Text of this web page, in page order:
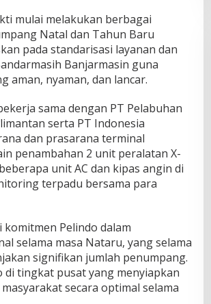
mulai melakukan berbagai
Natal dan Tahun Baru
pada standarisasi layanan dan
Banjarmasin guna
aman, nyaman, dan lancar.
sama dengan PT Pelabuhan
serta PT Indonesia
dan prasarana terminal
penambahan 2 unit peralatan X-
unit AC dan kipas angin di
terpadu bersama para
Pelindo dalam
selama masa Nataru, yang selama
signifikan jumlah penumpang.
di tingkat pusat yang menyiapkan
secara optimal selama